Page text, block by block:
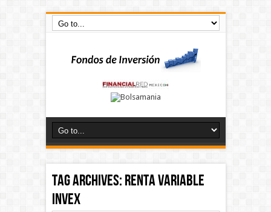
Tag Archives:renta variable
invex